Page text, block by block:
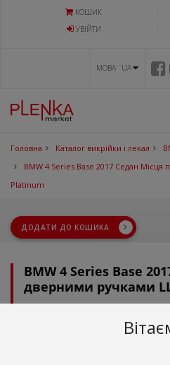
КОШИК
УВIЙТИ
МОВА UA
Головна Каталог викрійки і лекал
BMW 4 Series Base 2017 Седан
Platinum
ДОДАТИ ДО КОШИКА
BMW 4 Series Base
дверними ручками
грн.